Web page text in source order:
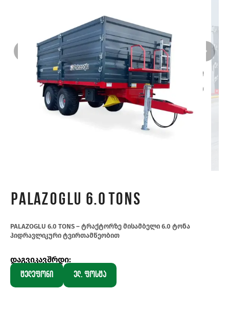
PALAZOGLU 6.0 TONS
PALAZOGLU 6.0 TONS – ტრაქტორზე მისამბელი 6.0 ტონა
ჰიდრავლიკური ტვირთამწეობით
დაგვიკავშრდი:
ტელეფონი
ელ. ფოსტა